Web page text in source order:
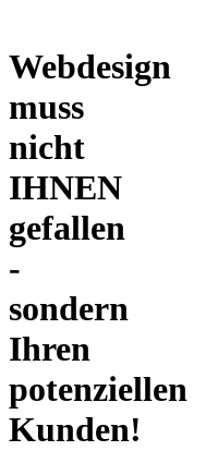
Webdesign
muss
nicht
IHNEN
gefallen
-
sondern
Ihren
potenziellen
Kunden!